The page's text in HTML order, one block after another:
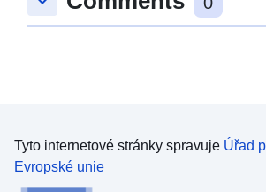
Tyto internetové stránky spravuje Úřad
Evropské unie